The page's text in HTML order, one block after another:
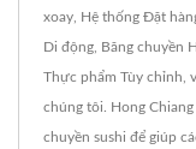
xoay, Hệ thống Đặt
Di động, Băng chuyền
Thực phẩm Tùy chỉnh,
chúng tôi. Hong
chuyền sushi để giúp